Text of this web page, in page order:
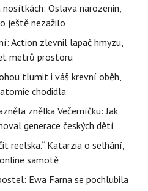
nosítkách: Oslava narozenin,
ještě nezažilo
Action zlevnil lapač hmyzu,
metrů prostoru
tlumit i váš krevní oběh,
chodidla
znělka Večerníčku: Jak
generace českých dětí
reelska.“ Katarzia o selhání,
samotě
Ewa Farna se pochlubila